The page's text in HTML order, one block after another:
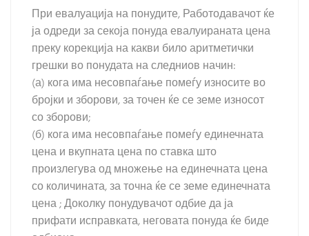
При евалуација на понудите, Работодавачот ќе
ја одреди за секоја понуда евалуираната цена
преку корекција на какви било аритметички
грешки во понудата на следниов начин:
(а) кога има несовпаѓање помеѓу износите во
бројки и зборови, за точен ќе се земе износот
со зборови;
(б) кога има несовпаѓање помеѓу единечната
цена и вкупната цена по ставка што
произлегува од множење на единечната цена
со количината, за точна ќе се земе единечната
цена ; Доколку понудувачот одбие да ја
прифати исправката, неговата понуда ќе биде